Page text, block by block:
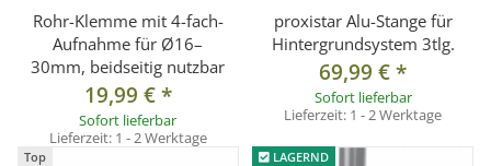
Rohr-Klemme mit 4-fach-
Aufnahme für Ø16–
30mm, beidseitig nutzbar
19,99 €*
Sofort lieferbar
Lieferzeit: 1 - 2 Werktage
proxistar Alu-Stange für
Hintergrundsystem 3tlg.
69,99 €*
Sofort lieferbar
Lieferzeit: 1 - 2 Werktage
Top LAGERND